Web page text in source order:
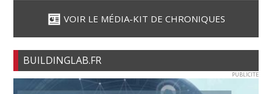
VOIR LE MÉDIA-KIT DE CHRONIQUES
BUILDINGLAB.FR
PUBLICITE